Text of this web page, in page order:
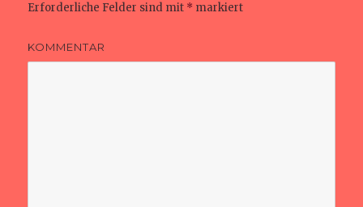
Erforderliche Felder sind mit * markiert
KOMMENTAR